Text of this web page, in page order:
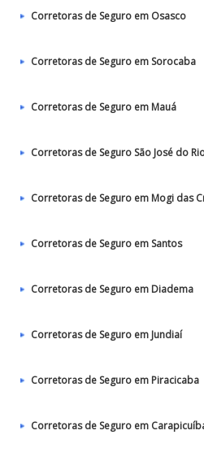
Corretoras de Seguro em Osasco
Corretoras de Seguro em Sorocaba
Corretoras de Seguro em Mauá
Corretoras de Seguro São José do
Corretoras de Seguro em Mogi das
Corretoras de Seguro em Santos
Corretoras de Seguro em Diadema
Corretoras de Seguro em Jundiaí
Corretoras de Seguro em Piracicaba
Corretoras de Seguro em